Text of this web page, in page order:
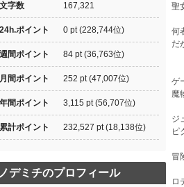
聖
何
だ
ゲ
魔
ジ
ピ
冒
ロ
文字数 167,321
24h.ポイント 0 pt (228,744位)
週間ポイント 84 pt (36,763位)
月間ポイント 252 pt (47,007位)
年間ポイント 3,115 pt (56,707位)
累計ポイント 232,527 pt (18,138位)
ノデミチのプロフィール